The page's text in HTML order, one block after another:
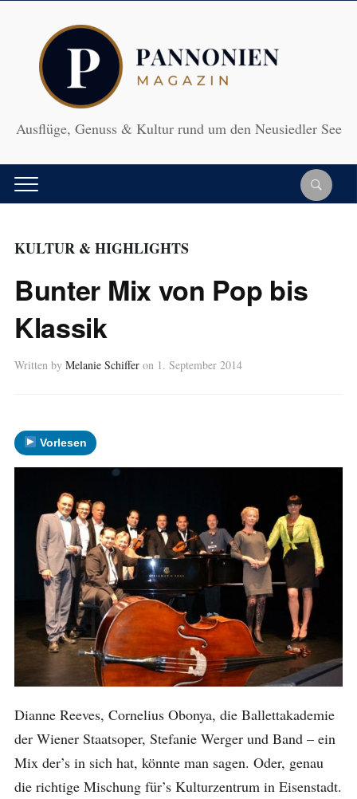
Ausflüge, Genuss & Kultur rund um den Neusiedler See
KULTUR & HIGHLIGHTS
Bunter Mix von Pop bis
Klassik
Written by Melanie Schiffer on 1. September 2014
Vorlesen
Dianne Reeves, Cornelius Obonya, die Ballettakademie
der Wiener Staatsoper, Stefanie Werger und Band – ein
Mix der’s in sich hat, könnte man sagen. Oder, genau
die richtige Mischung für’s Kulturzentrum in Eisenstadt.